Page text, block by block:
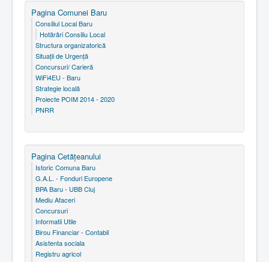
Pagina Comunei Baru
Consiliul Local Baru
Hotărâri Consiliu Local
Structura organizatorică
Situaţii de Urgenţă
Concursuri/ Carieră
WiFi4EU - Baru
Strategie locală
Proiecte POIM 2014 - 2020
PNRR
Pagina Cetăţeanului
Istoric Comuna Baru
G.A.L. - Fonduri Europene
BPA Baru - UBB Cluj
Mediu Afaceri
Concursuri
Informatii Utile
Birou Financiar - Contabil
Asistenta sociala
Registru agricol